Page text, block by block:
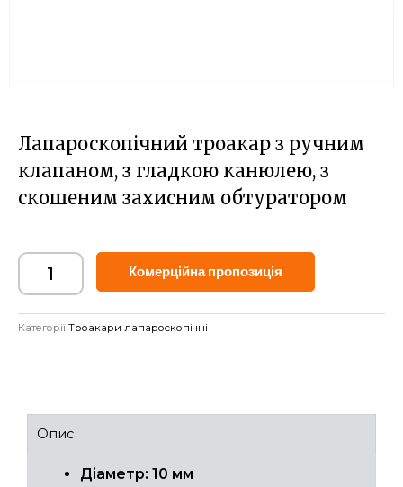
Лапароскопічний троакар з ручним
клапаном, з гладкою канюлею, з
скошеним захисним обтуратором
Комерційна пропозиція
Категорії Троакари лапароскопічні
Опис
Діаметр: 10 мм